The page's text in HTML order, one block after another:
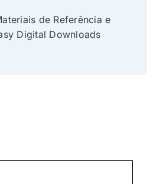
de Referência e
Digital Downloads